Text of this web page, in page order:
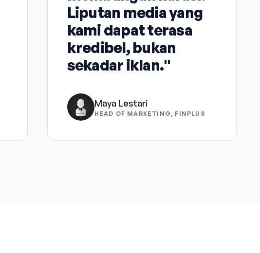
Liputan media yang
kami dapat terasa
kredibel, bukan
sekadar iklan."
Maya Lestari
HEAD OF MARKETING, FINPLUS